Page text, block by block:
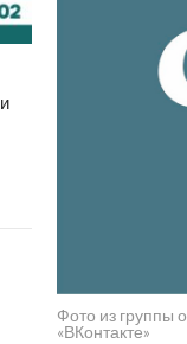
Фото из группы
«ВКонтакте»